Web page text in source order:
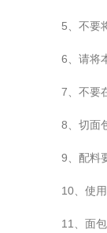
5、不要将
6、请将本
7、不要在
8、切面包
9、配料要
10、使用
11、面包